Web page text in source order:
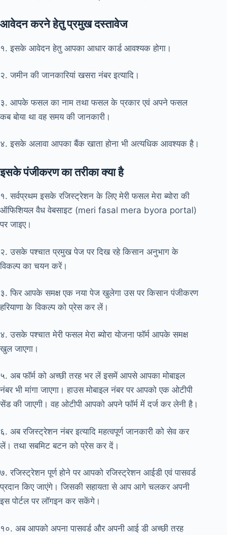
आवेदन करने हेतु प्रमुख दस्तावेज
१. इसके आवेदन हेतु आपका आधार कार्ड आवश्यक होगा।
२. जमीन की जानकारियां खसरा नंबर इत्यादि।
३. आपके फसल का नाम तथा फसल के प्रकार एवं अपने फसल
कब बोया था वह समय की जानकारी।
४. इसके अलावा आपका बैंक खाता होना भी अत्यधिक आवश्यक है।
इसके पंजीकरण का तरीका क्या है
१. सर्वप्रथम इसके रजिस्ट्रेशन के लिए मेरी फसल मेरा ब्योरा की
ऑफिशियल वैध वेबसाइट (meri fasal mera byora portal)
पर जाइए।
२. उसके पश्चात प्रमुख पेज पर दिख रहे किसान अनुभाग के
विकल्प का चयन करें।
३. फिर आपके समक्ष एक नया पेज खुलेगा उस पर किसान पंजीकरण
हरियाणा के विकल्प को प्रेस कर लें।
४. उसके पश्चात मेरी फसल मेरा ब्योरा योजना फॉर्म आपके समक्ष
खुल जाएगा।
५. अब फाॅर्म को अच्छी तरह भर लें इसमें आपसे आपका मोबाइल
नंबर भी मांगा जाएगा। हाउस मोबाइल नंबर पर आपको एक ओटीपी
सेंड की जाएगी। वह ओटीपी आपको अपने फाॅर्म में दर्ज कर लेनी है।
६. अब रजिस्ट्रेशन नंबर इत्यादि महत्वपूर्ण जानकारी को सेव कर
लें। तथा सबमिट बटन को प्रेस कर दें।
७. रजिस्ट्रेशन पूर्ण होने पर आपको रजिस्ट्रेशन आईडी एवं पासवर्ड
प्रदान किए जाएंगे। जिसकी सहायता से आप आगे चलकर अपनी
इस पोर्टल पर लॉगइन कर सकेंगे।
१०. अब आपको अपना पासवर्ड और अपनी आई डी अच्छी तरह